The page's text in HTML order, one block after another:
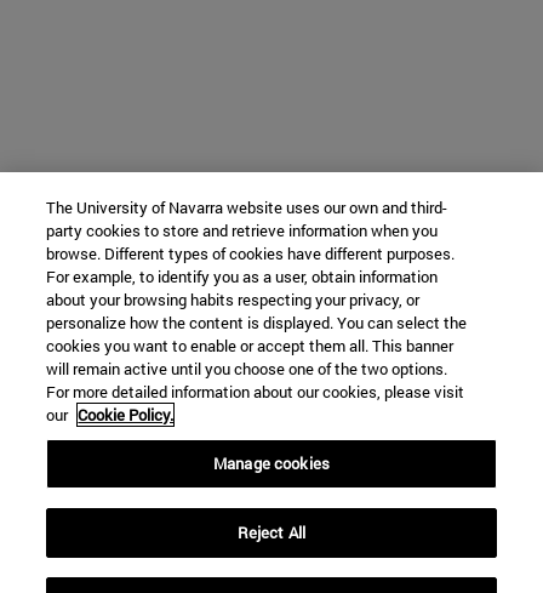
The University of Navarra website uses our own and third-
party cookies to store and retrieve information when you
browse. Different types of cookies have different purposes.
For example, to identify you as a user, obtain information
about your browsing habits respecting your privacy, or
personalize how the content is displayed. You can select the
cookies you want to enable or accept them all. This banner
will remain active until you choose one of the two options.
For more detailed information about our cookies, please visit
our Cookie Policy.
Manage cookies
Reject All